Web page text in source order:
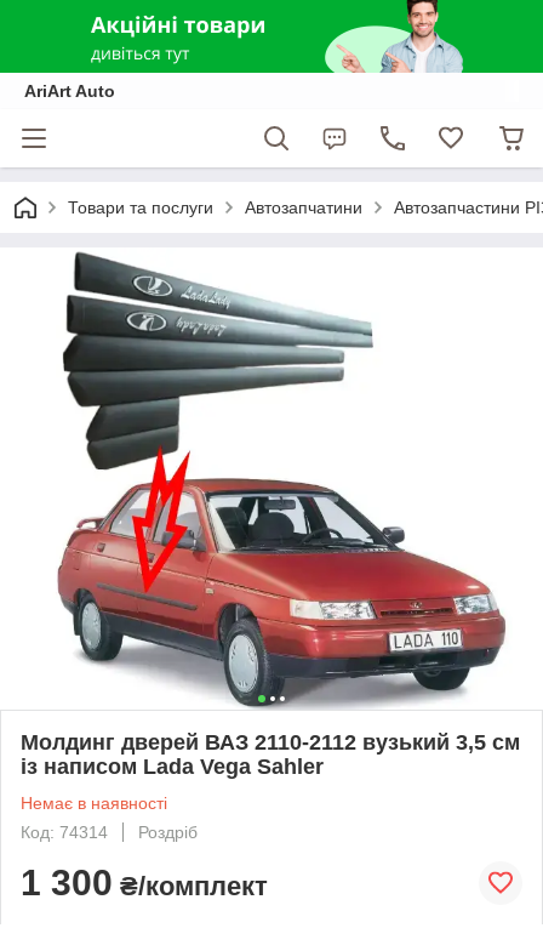
AriArt Auto
Товари та послуги Автозапчатини Автозапчастини
Молдинг дверей ВАЗ 2110-2112 вузький 3,5 см
із написом Lada Vega Sahler
Немає в наявності
Код: 74314
Роздріб
1 300 ₴/комплект